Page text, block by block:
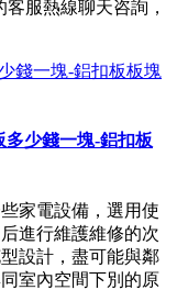
客服熱線聊天咨詢，
多少錢一塊-鋁扣板
家電設備，選用使
進行維護維修的次
設計，盡可能與鄰
室內空間下別的原